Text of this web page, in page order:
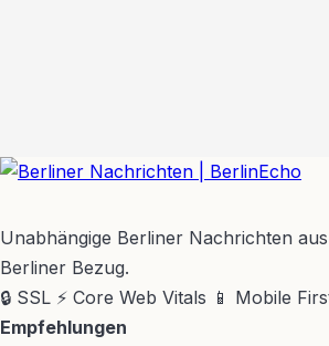
Unabhängige Berliner Nachrichten
Berliner Bezug.
🔒 SSL ⚡ Core Web Vitals 📱 Mobile
Empfehlungen